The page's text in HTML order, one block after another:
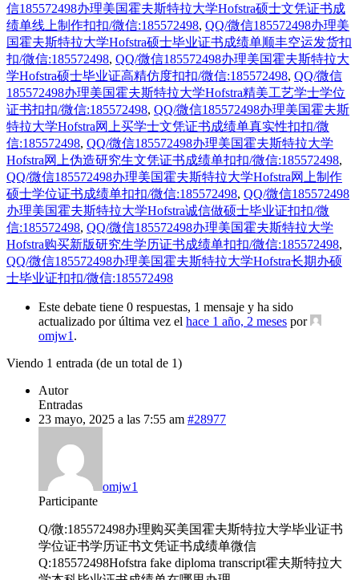
信185572498办理美国霍夫斯特拉大学Hofstra硕士文凭证书成
绩单线上制作扣扣/微信:185572498, QQ/微信185572498办理美
国霍夫斯特拉大学Hofstra硕士毕业证书成绩单顺丰空运发货扣
扣/微信:185572498, QQ/微信185572498办理美国霍夫斯特拉大
学Hofstra硕士毕业证高精仿度扣扣/微信:185572498, QQ/微信
185572498办理美国霍夫斯特拉大学Hofstra精美工艺学士学位
证书扣扣/微信:185572498, QQ/微信185572498办理美国霍夫斯
特拉大学Hofstra网上买学士文凭证书成绩单真实性扣扣/微
信:185572498, QQ/微信185572498办理美国霍夫斯特拉大学
Hofstra网上伪造研究生文凭证书成绩单扣扣/微信:185572498,
QQ/微信185572498办理美国霍夫斯特拉大学Hofstra网上制作
硕士学位证书成绩单扣扣/微信:185572498, QQ/微信185572498
办理美国霍夫斯特拉大学Hofstra诚信做硕士毕业证扣扣/微
信:185572498, QQ/微信185572498办理美国霍夫斯特拉大学
Hofstra购买新版研究生学历证书成绩单扣扣/微信:185572498,
QQ/微信185572498办理美国霍夫斯特拉大学Hofstra长期办硕
士毕业证扣扣/微信:185572498
Este debate tiene 0 respuestas, 1 mensaje y ha sido
actualizado por última vez el hace 1 año, 2 meses por
omjw1 .
Viendo 1 entrada (de un total de 1)
Autor
Entradas
23 mayo, 2025 a las 7:55 am #28977
omjw1
Participante
Q/微:185572498办理购买美国霍夫斯特拉大学毕业证书
学位证书学历证书文凭证书成绩单微信
Q:185572498Hofstra fake diploma transcript霍夫斯特拉大